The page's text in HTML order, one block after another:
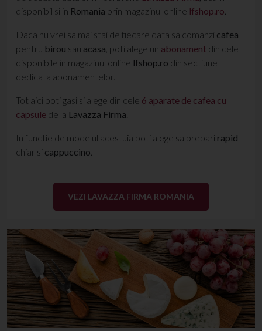
disponibil si in Romania prin magazinul online lfshop.ro
Daca nu vrei sa mai stai de fiecare data sa comanzi cafea
pentru birou sau acasa , poti alege un abonament din cele
disponibile in magazinul online lfshop.ro din sectiune
dedicata abonamentelor.
Tot aici poti gasi si alege din cele 6 aparate de cafea cu
capsule de la Lavazza Firma
In functie de modelul acestuia poti alege sa prepari rapid
chiar si cappuccino
VEZI LAVAZZA FIRMA ROMANIA